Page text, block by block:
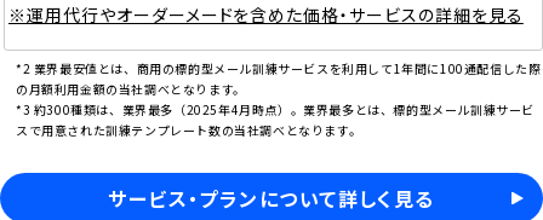
※運用代行やオーダーメードを含めた価格・サービスの詳細を見る
*2 業界最安値とは、商用の標的型メール訓練サービスを利用して1年間に100通配信した際
の月額利用金額の当社調べとなります。
*3 約300種類は、業界最多（2025年4月時点）。業界最多とは、標的型メール訓練サービ
スで用意された訓練テンプレート数の当社調べとなります。
サービス・プランについて詳しく見る